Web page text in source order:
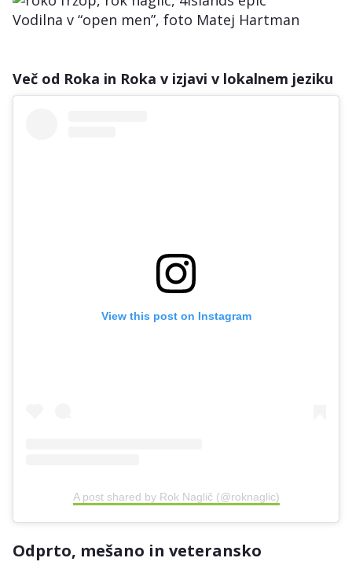
Vodilna v “open men”, foto Matej Hartman
Več od Roka in Roka v izjavi v lokalnem jeziku
View this post on Instagram
A post shared by Rok Naglič (@roknaglic)
Odprto, mešano in veteransko